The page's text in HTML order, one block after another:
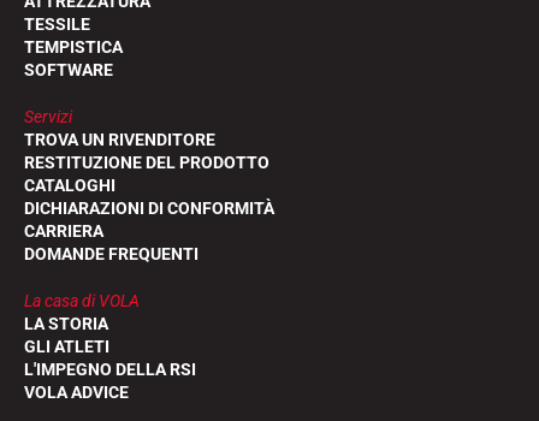
TESSILE
TEMPISTICA
SOFTWARE
Servizi
TROVA UN RIVENDITORE
RESTITUZIONE DEL PRODOTTO
CATALOGHI
DICHIARAZIONI DI CONFORMITÀ
CARRIERA
DOMANDE FREQUENTI
La casa di VOLA
LA STORIA
GLI ATLETI
L'IMPEGNO DELLA RSI
VOLA ADVICE